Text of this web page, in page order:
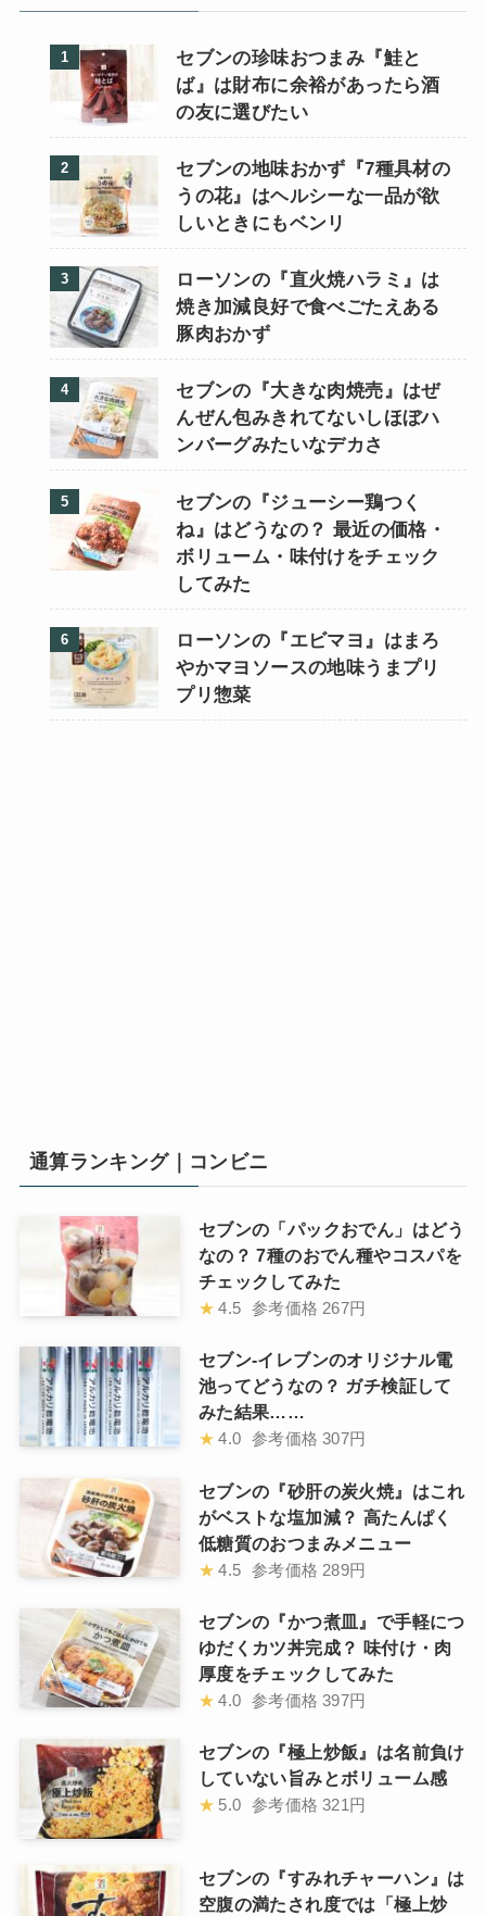
セブンの珍味おつまみ『鮭と
ば』は財布に余裕があったら酒
の友に選びたい
セブンの地味おかず『7種具材の
うの花』はヘルシーな一品が欲
しいときにもベンリ
ローソンの『直火焼ハラミ』は
焼き加減良好で食べごたえある
豚肉おかず
セブンの『大きな肉焼売』はぜ
んぜん包みきれてないしほぼハ
ンバーグみたいなデカさ
セブンの『ジューシー鶏つく
ね』はどうなの？ 最近の価格・
ボリューム・味付けをチェック
してみた
ローソンの『エビマヨ』はまろ
やかマヨソースの地味うまプリ
プリ惣菜
通算ランキング｜コンビニ
セブンの「パックおでん」はどう
なの？ 7種のおでん種やコスパを
チェックしてみた
★ 4.5 参考価格 267円
セブン-イレブンのオリジナル電
池ってどうなの？ ガチ検証して
みた結果……
★ 4.0 参考価格 307円
セブンの『砂肝の炭火焼』はこれ
がベストな塩加減？ 高たんぱく
低糖質のおつまみメニュー
★ 4.5 参考価格 289円
セブンの『かつ煮皿』で手軽につ
ゆだくカツ丼完成？ 味付け・肉
厚度をチェックしてみた
★ 4.0 参考価格 397円
セブンの『極上炒飯』は名前負け
していない旨みとボリューム感
★ 5.0 参考価格 321円
セブンの『すみれチャーハン』は
空腹の満たされ度では「極上炒